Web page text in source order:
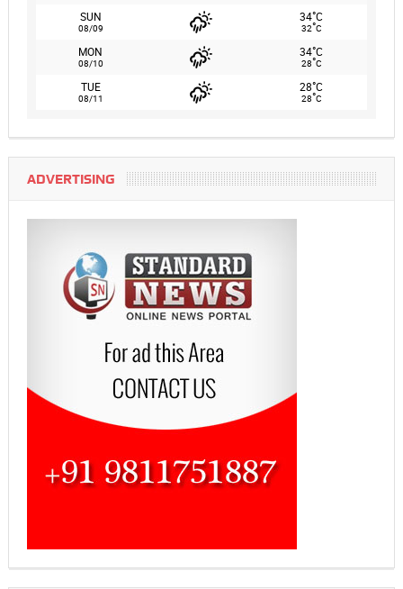
SUN
08/09
34°C
32°C
MON
08/10
34°C
28°C
TUE
08/11
28°C
28°C
ADVERTISING